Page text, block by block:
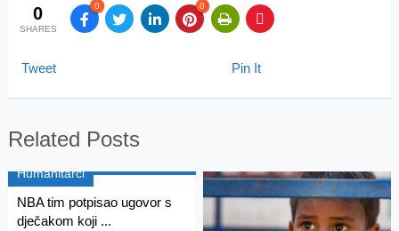
0
SHARES
0 0
Tweet Pin It
Related Posts
Humanitarci
NBA tim potpisao ugovor s
dječakom koji ...